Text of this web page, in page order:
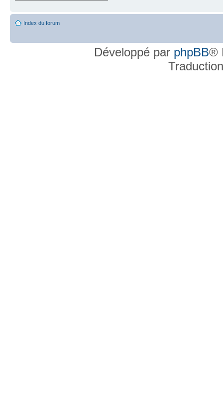
Index du forum
Développé par phpBB®